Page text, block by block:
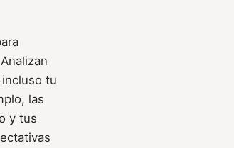
tu
las
y tus